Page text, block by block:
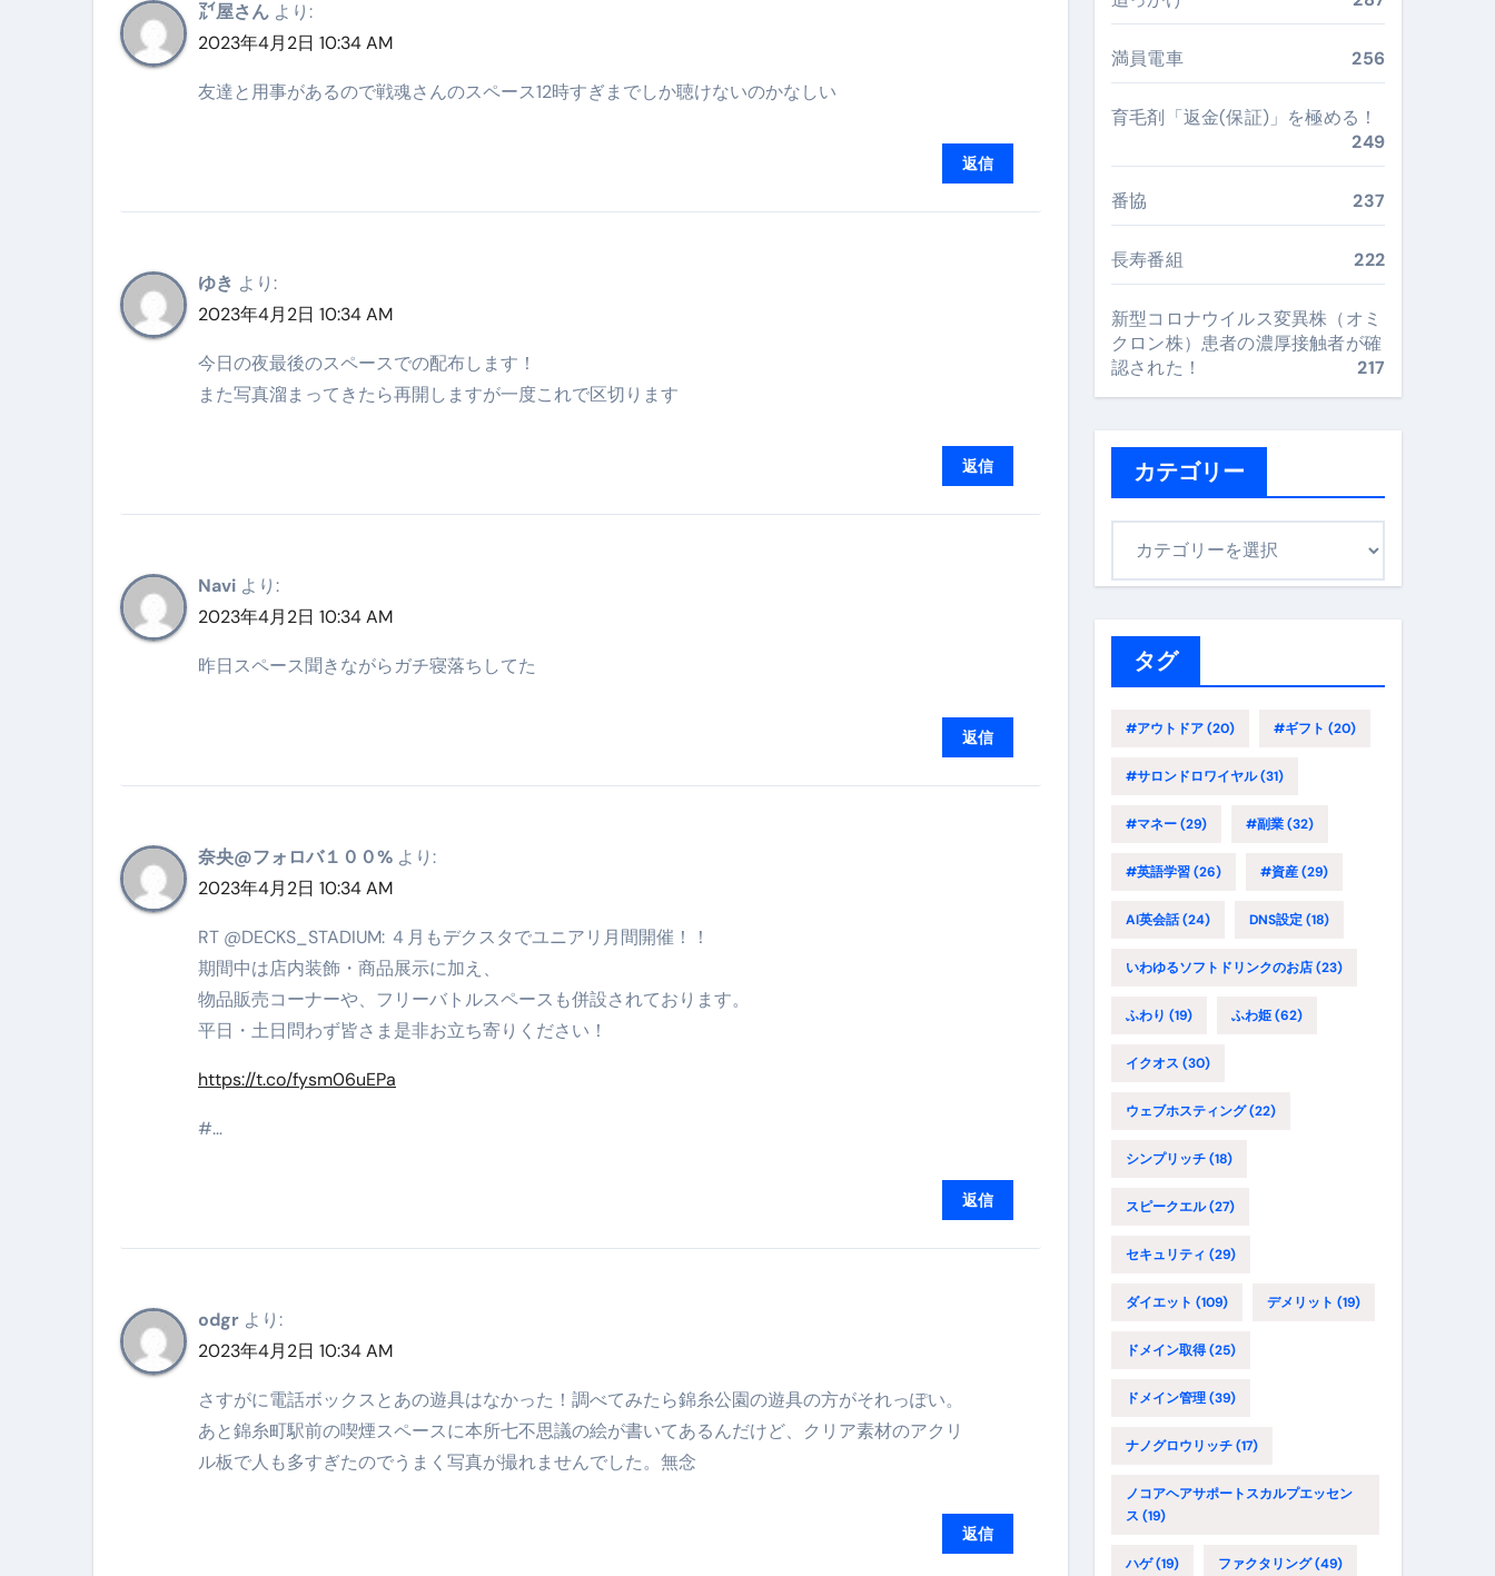
【最新版】掛け布団の選び方“完全攻略”｜シンサレート・羽毛・人工羽毛・調温・吸湿発熱…あなたの寝室に最適解を出す快眠ガイド
【アシストステッパー】ハンドル付き・筋力アシスト・ツイスト・天然木まで徹底分類！室内で“足腰と体幹”を育てる選び方＆続け方ガイド
「3秒で整う、新しい栄養補給」 飲むミスト（IN MIST）とは何か──「飲む」という行為を再定義する新しいサプリ体験
クリスマスの魔法で、心と未来を彩る方法――「ただのイベント」を一生の思い出に変える完全ガイドブック
磁気ネックレスは「首に着けるだけ」じゃない。日常の“重だるさ”を軽くする選択肢
【最新】手袋の選び方 完全ガイド｜スマホ対応・防寒・撥水・作業用（ニトリル/ビニール）まで目的別に失敗しない
電気カミソリ完全ガイド｜深剃り・肌へのやさしさ・防水・充電方式まで失敗しない選び方
補聴器の選び方 完全ガイド｜集音器との違い・タイプ別比較・価格の考え方・失敗しないチェックリスト（高齢者にも）
失敗しない「爪切り」完全ガイド：高級クリッパー・ニッパー・電動まで、硬い爪／巻き爪／飛び散り対策の選び方
失敗しない「カニ」完全ガイド：ズワイ・タラバ・ポーション・カット済みの選び方と、年末年始に“満足度MAX”で食べるコツ
松前漬とは何か──北海道の海と暮らしが生んだ“完成された保存食文化”
スイーツ完全ガイド ― 人生を少しだけ甘くする、現代スイーツ文化のすべて ―
「地震は突然、備えは今日から。」防災意識を日常に変える地震対策ステッカー
㍄屋さん より:
2023年4月2日 10:34 AM
友達と用事があるので戦魂さんのスペース12時すぎまでしか聴けないのかなしい
返信
ゆき より:
2023年4月2日 10:34 AM
今日の夜最後のスペースでの配布します！
また写真溜まってきたら再開しますが一度これで区切ります
返信
Navi より:
2023年4月2日 10:34 AM
昨日スペース聞きながらガチ寝落ちしてた
返信
奈央@フォロバ１００% より:
2023年4月2日 10:34 AM
RT @DECKS_STADIUM: ４月もデクスタでユニアリ月間開催！！
期間中は店内装飾・商品展示に加え、
物品販売コーナーや、フリーバトルスペースも併設されております。
平日・土日問わず皆さま是非お立ち寄りください！
https://t.co/fysm06uEPa
#…
返信
odgr より:
2023年4月2日 10:34 AM
さすがに電話ボックスとあの遊具はなかった！調べてみたら錦糸公園の遊具の方がそれっぽい。
あと錦糸町駅前の喫煙スペースに本所七不思議の絵が書いてあるんだけど、クリア素材のアクリ
ル板で人も多すぎたのでうまく写真が撮れませんでした。無念
返信
満員電車 256
育毛剤「返金(保証)」を極める！
249
番協 237
長寿番組 222
新型コロナウイルス変異株（オミ
クロン株）患者の濃厚接触者が確
認された！
217
カテゴリー
タグ
#アウトドア(20) #ギフト (20)
#サロンドロワイヤル(31)
#マネー(29) #副業(32)
#英語学習(26) #資産(29)
AI英会話(24) DNS設定(18)
いわゆるソフトドリンクのお店(23)
ふわり (19) ふわ姫(62)
イクオス (30)
ウェブホスティング(22)
シンプリッチ(18)
スピークエル(27)
セキュリティ (29)
ダイエット (109) デメリット (19)
ドメイン取得(25)
ドメイン管理(39)
ナノグロウリッチ(17)
ノコアヘアサポートスカルプエッセン
ス (19)
ハゲ(19) ファクタリング(49)